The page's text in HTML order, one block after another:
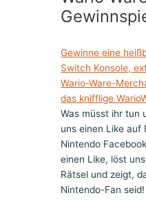
Gewinne eine
Switch Konsole,
Wario-Ware-
das knifflige
Was müsst ihr tun
uns einen Like auf
Nintendo
einen Like, löst
Rätsel und zeigt,
Nintendo-Fan